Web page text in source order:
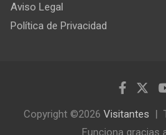
Aviso Legal
Política de Privacidad
Copyright ©2026 Visitantes
Funciona gracias